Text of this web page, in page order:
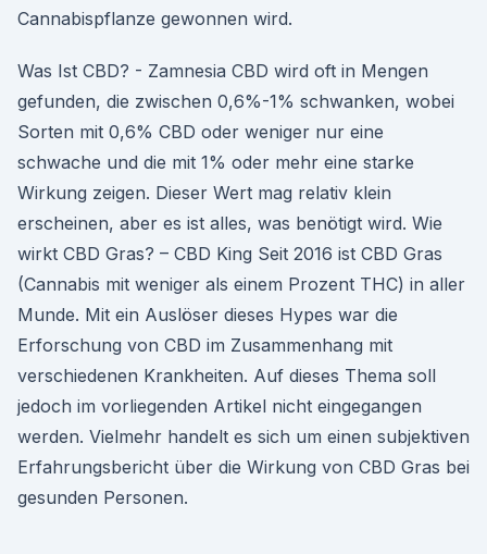
Cannabispflanze gewonnen wird.
Was Ist CBD? - Zamnesia CBD wird oft in Mengen
gefunden, die zwischen 0,6%-1% schwanken, wobei
Sorten mit 0,6% CBD oder weniger nur eine
schwache und die mit 1% oder mehr eine starke
Wirkung zeigen. Dieser Wert mag relativ klein
erscheinen, aber es ist alles, was benötigt wird. Wie
wirkt CBD Gras? – CBD King Seit 2016 ist CBD Gras
(Cannabis mit weniger als einem Prozent THC) in aller
Munde. Mit ein Auslöser dieses Hypes war die
Erforschung von CBD im Zusammenhang mit
verschiedenen Krankheiten. Auf dieses Thema soll
jedoch im vorliegenden Artikel nicht eingegangen
werden. Vielmehr handelt es sich um einen subjektiven
Erfahrungsbericht über die Wirkung von CBD Gras bei
gesunden Personen.